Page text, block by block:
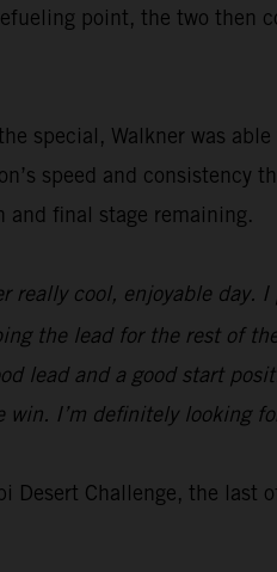
point, the two then
special, Walkner was
speed and
final stage remaining.
really cool, enjoyable
the lead for the rest of
lead and a good start
win. I’m definitely looking
Desert Challenge, the